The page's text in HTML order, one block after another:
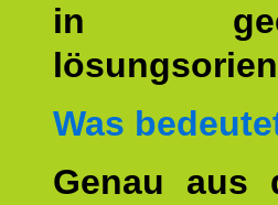
in
Was
Genau aus